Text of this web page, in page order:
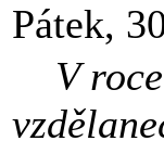
Pátek,
V roce